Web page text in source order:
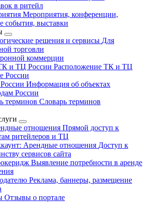
в ритейл
Мероприятия, конференции,
события, выставки
решения и сервисы Для
торговли
коммерции
и ТЦ России Расположение ТК и ТЦ
России
Информация об объектах
России
терминов Словарь терминов
отношения Прямой доступ к
ритейлеров и ТЦ
Арендные отношения Доступ к
сервисов сайта
Выявление потребности в аренде
Реклама, баннеры, размещение
Отзывы о портале